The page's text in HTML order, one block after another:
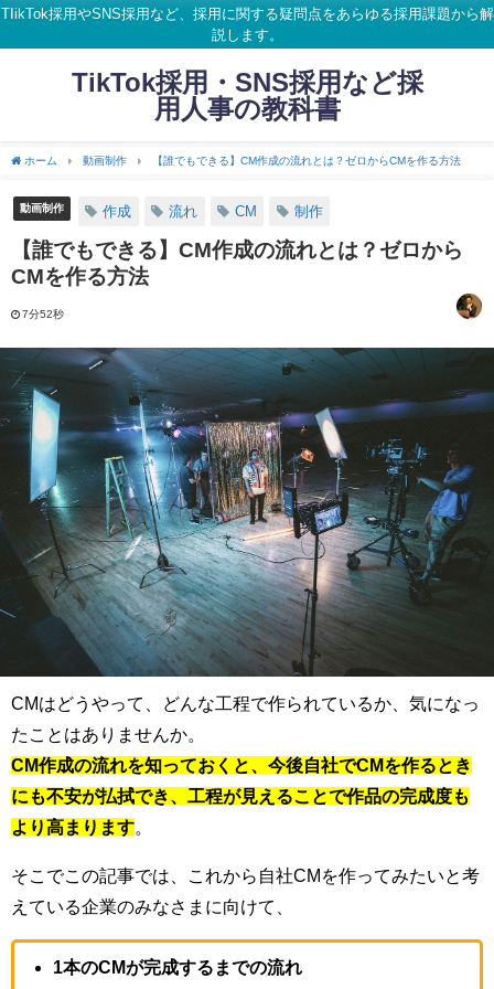
TIikTok採用やSNS採用など、採用に関する疑問点をあらゆる採用課題から解
説します。
TikTok採用・SNS採用など採
用人事の教科書
ホーム 動画制作 【誰でもできる】CM作成の流れとは？ゼロからCMを作る方法
動画制作 作成 流れ CM 制作
【誰でもできる】CM作成の流れとは？ゼロから
CMを作る方法
7分52秒
CMはどうやって、どんな工程で作られているか、気になっ
たことはありませんか。
CM作成の流れを知っておくと、今後自社でCMを作るとき
にも不安が払拭でき、工程が見えることで作品の完成度も
より高まります。
そこでこの記事では、これから自社CMを作ってみたいと考
えている企業のみなさまに向けて、
1本のCMが完成するまでの流れ